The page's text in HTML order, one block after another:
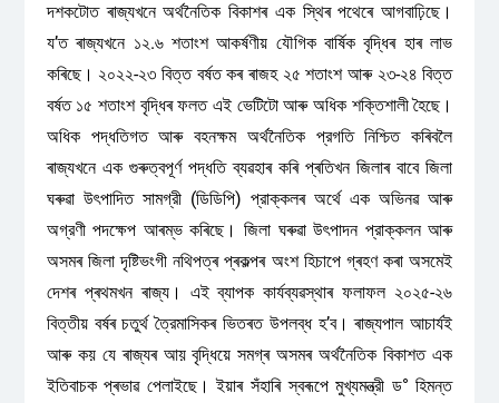
দশকটোত ৰাজ্যখনে অর্থনৈতিক বিকাশৰ এক স্থিৰ পথেৰে আগবাঢ়িছে।
য’ত ৰাজ্যখনে ১২.৬ শতাংশ আকর্ষণীয় যৌগিক বাৰ্ষিক বৃদ্ধিৰ হাৰ লাভ
কৰিছে। ২০২২-২৩ বিত্ত বৰ্ষত কৰ ৰাজহ ২৫ শতাংশ আৰু ২৩-২৪ বিত্ত
বর্ষত ১৫ শতাংশ বৃদ্ধিৰ ফলত এই ভেটিটো আৰু অধিক শক্তিশালী হৈছে।
অধিক পদ্ধতিগত আৰু বহনক্ষম অর্থনৈতিক প্রগতি নিশ্চিত কৰিবলৈ
ৰাজ্যখনে এক গুৰুত্বপূৰ্ণ পদ্ধতি ব্যৱহাৰ কৰি প্ৰতিখন জিলাৰ বাবে জিলা
ঘৰুৱা উৎপাদিত সামগ্রী (ডিডিপি) প্রাক্‌কলৰ অৰ্থে এক অভিনৱ আৰু
অগ্রণী পদক্ষেপ আৰম্ভ কৰিছে। জিলা ঘৰুৱা উৎপাদন প্রাক্কলন আৰু
অসমৰ জিলা দৃষ্টিভংগী নথিপত্ৰ প্ৰকল্পৰ অংশ হিচাপে গ্ৰহণ কৰা অসমেই
দেশৰ প্ৰথমখন ৰাজ্য। এই ব্যাপক কাৰ্যব্যৱস্থাৰ ফলাফল ২০২৫-২৬
বিত্তীয় বৰ্ষৰ চতুৰ্থ ত্রৈমাসিকৰ ভিতৰত উপলব্ধ হ’ব। ৰাজ্যপাল আচাৰ্যই
আৰু কয় যে ৰাজ্যৰ আয় বৃদ্ধিয়ে সমগ্ৰ অসমৰ অর্থনৈতিক বিকাশত এক
ইতিবাচক প্ৰভাৱ পেলাইছে। ইয়াৰ সঁহাৰি স্বৰূপে মুখ্যমন্ত্রী ড° হিমন্ত